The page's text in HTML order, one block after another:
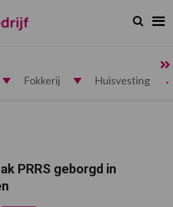
Zoeken...
Zoek
Fokkerij Huisvesting
PRRS geborgd in